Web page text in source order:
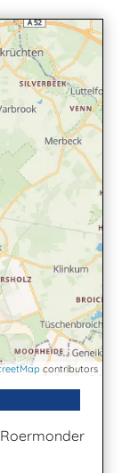
contributors
Roermonder